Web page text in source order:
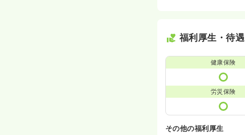
福利厚生・待遇
健康保険
労災保険
その他の福利厚生